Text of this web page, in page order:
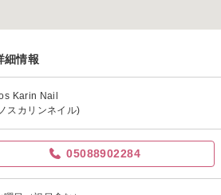
情報
Karin Nail
スカリンネイル)
05088902284